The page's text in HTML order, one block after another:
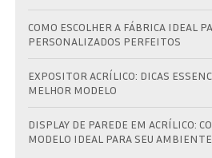
COMO ESCOLHER A FÁBRICA IDEAL PARA TROFÉUS
PERSONALIZADOS PERFEITOS
EXPOSITOR ACRÍLICO: DICAS ESSENCIAIS PARA ESCOLHER O
MELHOR MODELO
DISPLAY DE PAREDE EM ACRÍLICO: COMO ESCOLHER O
MODELO IDEAL PARA SEU AMBIENTE